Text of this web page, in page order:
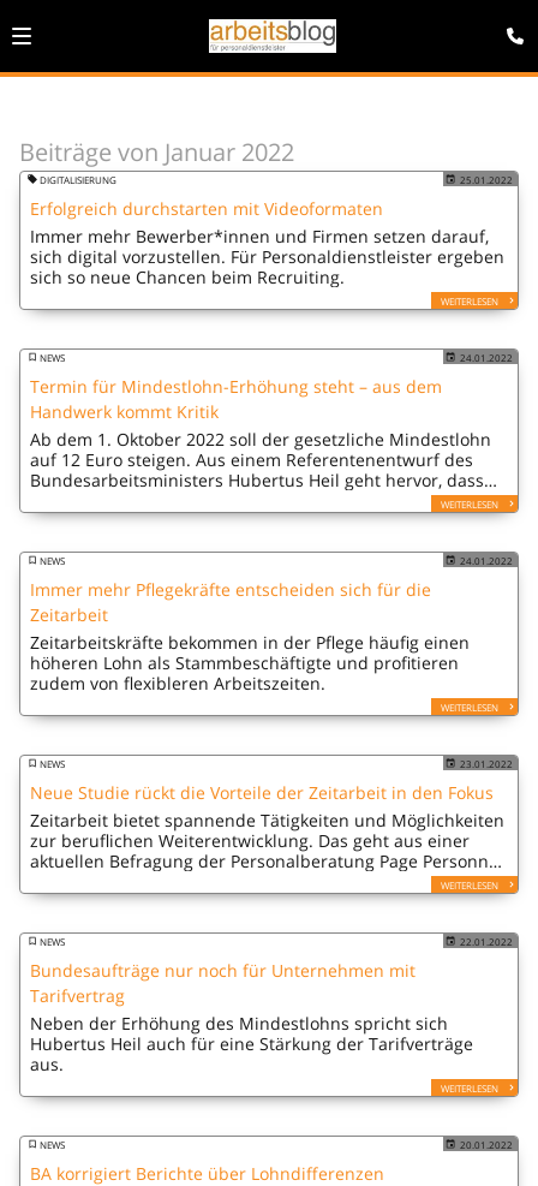
Beiträge von Januar 2022
DIGITALISIERUNG 25.01.2022
Erfolgreich durchstarten mit Videoformaten
Immer mehr Bewerber*innen und Firmen setzen darauf,
sich digital vorzustellen. Für Personaldienstleister ergeben
sich so neue Chancen beim Recruiting.
WEITERLESEN
NEWS 24.01.2022
Termin für Mindestlohn-Erhöhung steht – aus dem
Handwerk kommt Kritik
Ab dem 1. Oktober 2022 soll der gesetzliche Mindestlohn
auf 12 Euro steigen. Aus einem Referentenentwurf des
Bundesarbeitsministers Hubertus Heil geht hervor, dass
rund 6,2 Millionen Beschäftigte davon profitieren werden.
WEITERLESEN
NEWS 24.01.2022
Immer mehr Pflegekräfte entscheiden sich für die
Zeitarbeit
Zeitarbeitskräfte bekommen in der Pflege häufig einen
höheren Lohn als Stammbeschäftigte und profitieren
zudem von flexibleren Arbeitszeiten.
WEITERLESEN
NEWS 23.01.2022
Neue Studie rückt die Vorteile der Zeitarbeit in den Fokus
Zeitarbeit bietet spannende Tätigkeiten und Möglichkeiten
zur beruflichen Weiterentwicklung. Das geht aus einer
aktuellen Befragung der Personalberatung Page Personnel
WEITERLESEN
NEWS 22.01.2022
Bundesaufträge nur noch für Unternehmen mit
Tarifvertrag
Neben der Erhöhung des Mindestlohns spricht sich
Hubertus Heil auch für eine Stärkung der Tarifverträge
aus.
WEITERLESEN
NEWS 20.01.2022
BA korrigiert Berichte über Lohndifferenzen